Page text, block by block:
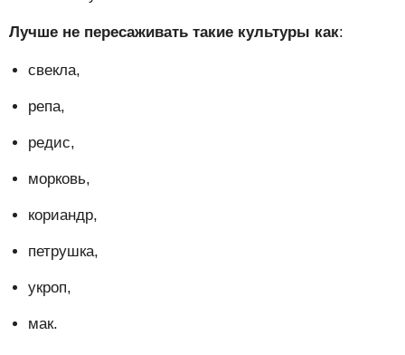
Лучше не пересаживать такие культуры как:
свекла,
репа,
редис,
морковь,
кориандр,
петрушка,
укроп,
мак.